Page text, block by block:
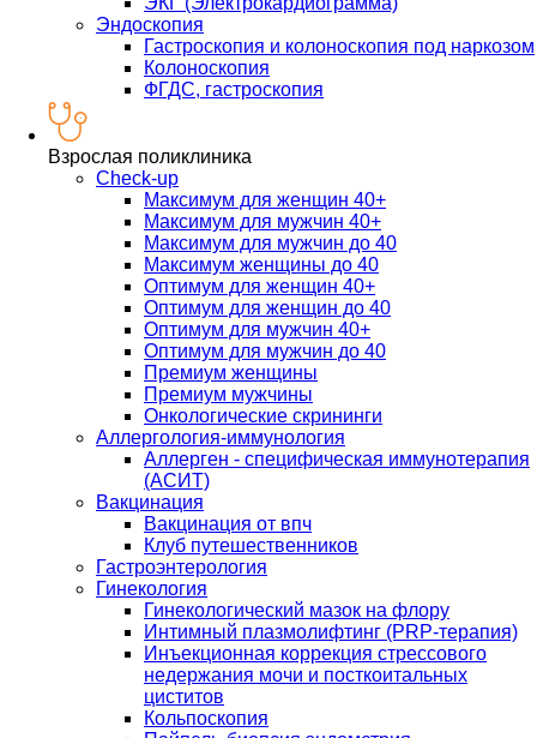
Эндоскопия
Гастроскопия и колоноскопия под наркозом
Колоноскопия
ФГДС, гастроскопия
Взрослая поликлиника
Check-up
Максимум для женщин 40+
Максимум для мужчин 40+
Максимум для мужчин до 40
Максимум женщины до 40
Оптимум для женщин 40+
Оптимум для женщин до 40
Оптимум для мужчин 40+
Оптимум для мужчин до 40
Премиум женщины
Премиум мужчины
Онкологические скрининги
Аллергология-иммунология
Аллерген - специфическая иммунотерапия
(АСИТ)
Вакцинация
Вакцинация от впч
Клуб путешественников
Гастроэнтерология
Гинекология
Гинекологический мазок на флору
Интимный плазмолифтинг (PRP-терапия)
Инъекционная коррекция стрессового
недержания мочи и посткоитальных
циститов
Кольпоскопия